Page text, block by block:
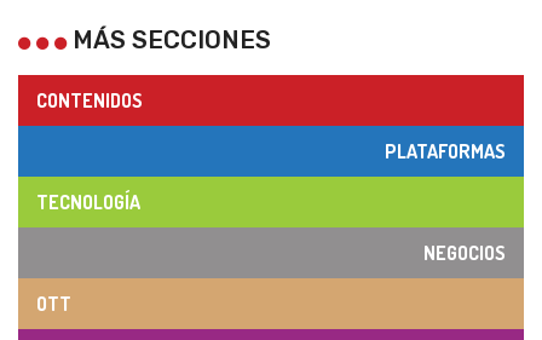
MÁS SECCIONES
CONTENIDOS
PLATAFORMAS
TECNOLOGÍA
NEGOCIOS
OTT